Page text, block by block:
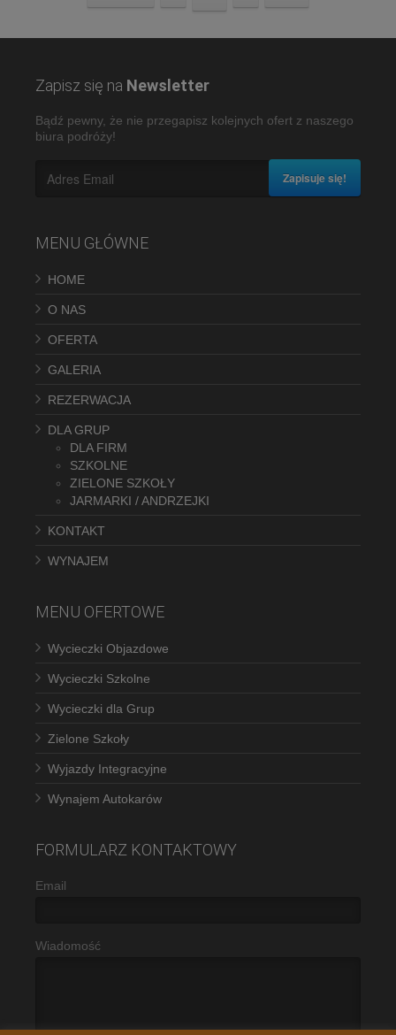
Zapisz się na Newsletter
Bądź pewny, że nie przegapisz kolejnych ofert z naszego
biura podróży!
Zapisuje się!
MENU GŁÓWNE
HOME
O NAS
OFERTA
GALERIA
REZERWACJA
DLA GRUP
DLA FIRM
SZKOLNE
ZIELONE SZKOŁY
JARMARKI / ANDRZEJKI
KONTAKT
WYNAJEM
MENU OFERTOWE
Wycieczki Objazdowe
Wycieczki Szkolne
Wycieczki dla Grup
Zielone Szkoły
Wyjazdy Integracyjne
Wynajem Autokarów
FORMULARZ KONTAKTOWY
Email
Wiadomość